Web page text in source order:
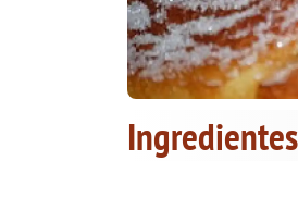
Ingredientes